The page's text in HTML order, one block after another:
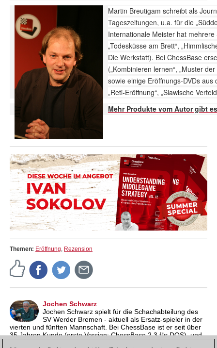
Martin Breutigam schreibt als
Tageszeitungen, u.a. für die
Internationale Meister hat
„Todesküsse am Brett“,
Die Werkstatt). Bei ChessBase
(„Kombinieren lernen“, „Muster
sowie einige Eröffnungs-DVDs
„Reti-Eröffnung“, „Slawische
Mehr Produkte vom Autor gibt
Themen: Eröffnung Rezension
Jochen Schwarz
Jochen Schwarz spielt für die Schachabteilung des
SV Werder Bremen - aktuell als Ersatz-spieler in der
vierten und fünften Mannschaft. Bei ChessBase ist er seit über
35 Jahren Kunde (erste Version: ChessBase 2.3 für DOS), und